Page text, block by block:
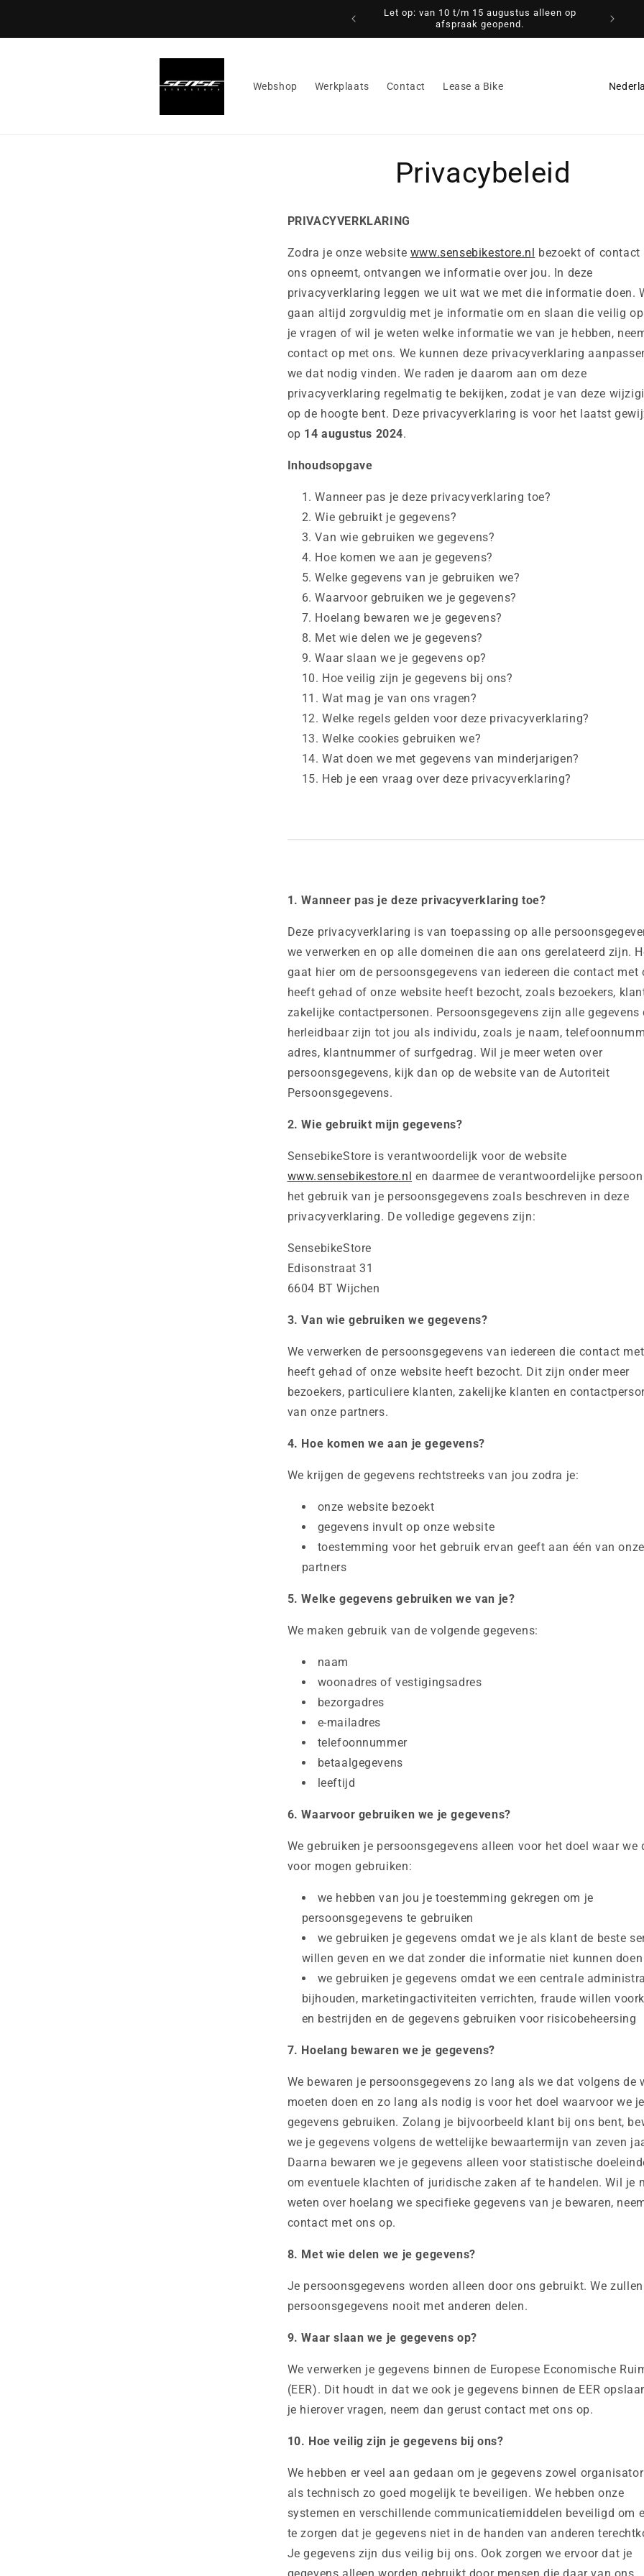
Let op: van 10 t/m 15 augustus alleen op
afspraak geopend.
Zéér
Webshop Werkplaats Contact Lease a Bike
i
o
Privacybeleid
PRIVACYVERKLARING
Zodra je onze website www.sensebikestore.nl bezoekt of contact
ons opneemt, ontvangen we informatie over jou. In deze
privacyverklaring leggen we uit wat we met die informatie doen.
gaan altijd zorgvuldig met je informatie om en slaan die veilig
je vragen of wil je weten welke informatie we van je hebben,
contact op met ons. We kunnen deze privacyverklaring
we dat nodig vinden. We raden je daarom aan om deze
privacyverklaring regelmatig te bekijken, zodat je van deze
op de hoogte bent. Deze privacyverklaring is voor het laatst
op 14 augustus 2024.
Inhoudsopgave
Wanneer pas je deze privacyverklaring toe?
Wie gebruikt je gegevens?
Van wie gebruiken we gegevens?
Hoe komen we aan je gegevens?
Welke gegevens van je gebruiken we?
Waarvoor gebruiken we je gegevens?
Hoelang bewaren we je gegevens?
Met wie delen we je gegevens?
Waar slaan we je gegevens op?
Hoe veilig zijn je gegevens bij ons?
Wat mag je van ons vragen?
Welke regels gelden voor deze privacyverklaring?
Welke cookies gebruiken we?
Wat doen we met gegevens van minderjarigen?
Heb je een vraag over deze privacyverklaring?
1. Wanneer pas je deze privacyverklaring toe?
Deze privacyverklaring is van toepassing op alle
we verwerken en op alle domeinen die aan ons gerelateerd zijn.
gaat hier om de persoonsgegevens van iedereen die contact met
heeft gehad of onze website heeft bezocht, zoals bezoekers,
zakelijke contactpersonen. Persoonsgegevens zijn alle gegevens
herleidbaar zijn tot jou als individu, zoals je naam,
adres, klantnummer of surfgedrag. Wil je meer weten over
persoonsgegevens, kijk dan op de website van de Autoriteit
Persoonsgegevens.
2. Wie gebruikt mijn gegevens?
SensebikeStore is verantwoordelijk voor de website
www.sensebikestore.nl en daarmee de verantwoordelijke
het gebruik van je persoonsgegevens zoals beschreven in deze
privacyverklaring. De volledige gegevens zijn:
SensebikeStore
Edisonstraat 31
6604 BT Wijchen
3. Van wie gebruiken we gegevens?
We verwerken de persoonsgegevens van iedereen die contact
heeft gehad of onze website heeft bezocht. Dit zijn onder meer
bezoekers, particuliere klanten, zakelijke klanten en
van onze partners.
4. Hoe komen we aan je gegevens?
We krijgen de gegevens rechtstreeks van jou zodra je:
onze website bezoekt
gegevens invult op onze website
toestemming voor het gebruik ervan geeft aan één van onze
partners
5. Welke gegevens gebruiken we van je?
We maken gebruik van de volgende gegevens:
naam
woonadres of vestigingsadres
bezorgadres
e-mailadres
telefoonnummer
betaalgegevens
leeftijd
6. Waarvoor gebruiken we je gegevens?
We gebruiken je persoonsgegevens alleen voor het doel waar we
voor mogen gebruiken:
we hebben van jou je toestemming gekregen om je
persoonsgegevens te gebruiken
we gebruiken je gegevens omdat we je als klant de beste
willen geven en we dat zonder die informatie niet kunnen doen
we gebruiken je gegevens omdat we een centrale
bijhouden, marketingactiviteiten verrichten, fraude willen
en bestrijden en de gegevens gebruiken voor risicobeheersing
7. Hoelang bewaren we je gegevens?
We bewaren je persoonsgegevens zo lang als we dat volgens de
moeten doen en zo lang als nodig is voor het doel waarvoor we je
gegevens gebruiken. Zolang je bijvoorbeeld klant bij ons bent,
we je gegevens volgens de wettelijke bewaartermijn van zeven
Daarna bewaren we je gegevens alleen voor statistische
om eventuele klachten of juridische zaken af te handelen. Wil je
weten over hoelang we specifieke gegevens van je bewaren,
contact met ons op.
8. Met wie delen we je gegevens?
Je persoonsgegevens worden alleen door ons gebruikt. We
persoonsgegevens nooit met anderen delen.
9. Waar slaan we je gegevens op?
We verwerken je gegevens binnen de Europese Economische
(EER). Dit houdt in dat we ook je gegevens binnen de EER
je hierover vragen, neem dan gerust contact met ons op.
10. Hoe veilig zijn je gegevens bij ons?
We hebben er veel aan gedaan om je gegevens zowel
als technisch zo goed mogelijk te beveiligen. We hebben onze
systemen en verschillende communicatiemiddelen beveiligd om
te zorgen dat je gegevens niet in de handen van anderen
Je gegevens zijn dus veilig bij ons. Ook zorgen we ervoor dat je
gegevens alleen worden gebruikt door mensen die daar van ons